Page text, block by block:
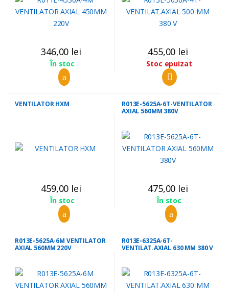
346,00 lei
În stoc
455,00 lei
Stoc epuizat
VENTILATOR HXM
459,00 lei
În stoc
R013E-5625A-6T-VENTILATOR
AXIAL 560MM 380V
475,00 lei
În stoc
R013E-5625A-6M VENTILATOR
AXIAL 560MM 220V
R013E-6325A-6T-
VENTILAT.AXIAL 630 MM 380 V